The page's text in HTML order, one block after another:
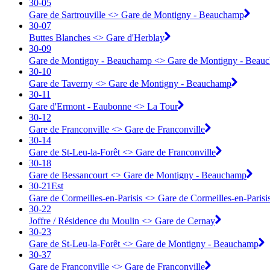
30-05
Gare de Sartrouville <> ︎Gare de Montigny - Beauchamp
30-07
Buttes Blanches <> ︎Gare d'Herblay
30-09
Gare de Montigny - Beauchamp <> ︎Gare de Montigny -
30-10
Gare de Taverny <> ︎Gare de Montigny - Beauchamp
30-11
Gare d'Ermont - Eaubonne <> ︎La Tour
30-12
Gare de Franconville <> ︎Gare de Franconville
30-14
Gare de St-Leu-la-Forêt <> ︎Gare de Franconville
30-18
Gare de Bessancourt <> ︎Gare de Montigny - Beauchamp
30-21Est
Gare de Cormeilles-en-Parisis <> ︎Gare de Cormeilles-en-
30-22
Joffre / Résidence du Moulin <> ︎Gare de Cernay
30-23
Gare de St-Leu-la-Forêt <> ︎Gare de Montigny - Beauchamp
30-37
Gare de Franconville <> ︎Gare de Franconville